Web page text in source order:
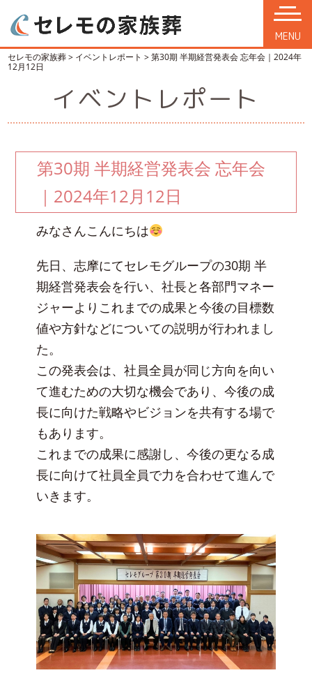
MENU
セレモの家族葬> イベントレポート >第30期 半期経営発表会 忘年会｜2024年
12月12日
イベントレポート
第30期 半期経営発表会 忘年会
｜2024年12月12日
みなさんこんにちは
先日、志摩にてセレモグループの30期 半
期経営発表会を行い、社長と各部門マネー
ジャーよりこれまでの成果と今後の目標数
値や方針などについての説明が行われまし
た。
この発表会は、社員全員が同じ方向を向い
て進むための大切な機会であり、今後の成
長に向けた戦略やビジョンを共有する場で
もあります。
これまでの成果に感謝し、今後の更なる成
長に向けて社員全員で力を合わせて進んで
いきます。